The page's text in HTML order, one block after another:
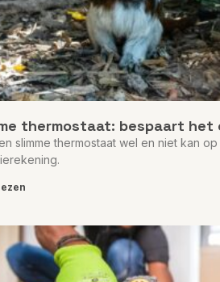
thermostaat: bespaart het
slimme thermostaat wel en niet kan op